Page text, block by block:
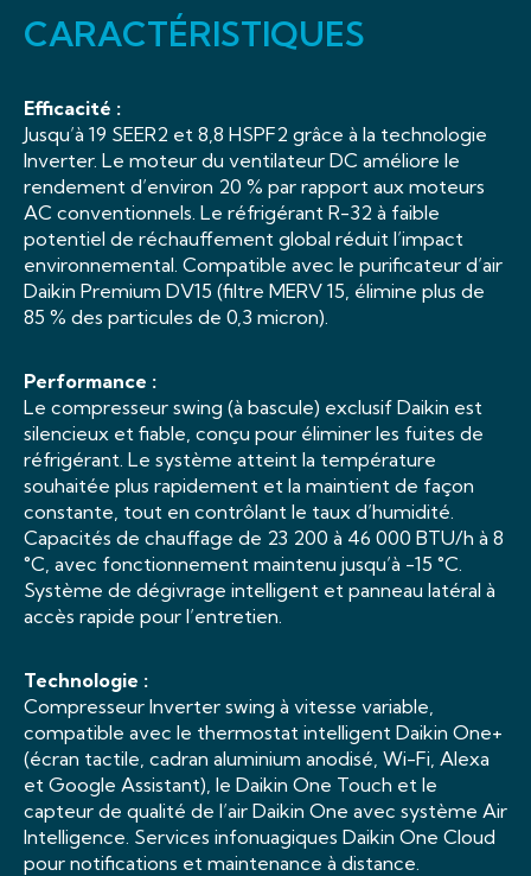
CARACTÉRISTIQUES
Efficacité :
Jusqu’à 19 SEER2 et 8,8 HSPF2 grâce à la technologie
Inverter. Le moteur du ventilateur DC améliore le
rendement d’environ 20 % par rapport aux moteurs
AC conventionnels. Le réfrigérant R-32 à faible
potentiel de réchauffement global réduit l’impact
environnemental. Compatible avec le purificateur d’air
Daikin Premium DV15 (filtre MERV 15, élimine plus de
85 % des particules de 0,3 micron).
Performance :
Le compresseur swing (à bascule) exclusif Daikin est
silencieux et fiable, conçu pour éliminer les fuites de
réfrigérant. Le système atteint la température
souhaitée plus rapidement et la maintient de façon
constante, tout en contrôlant le taux d’humidité.
Capacités de chauffage de 23 200 à 46 000 BTU/h à 8
°C, avec fonctionnement maintenu jusqu’à -15 °C.
Système de dégivrage intelligent et panneau latéral à
accès rapide pour l’entretien.
Technologie :
Compresseur Inverter swing à vitesse variable,
compatible avec le thermostat intelligent Daikin One+
(écran tactile, cadran aluminium anodisé, Wi-Fi, Alexa
et Google Assistant), le Daikin One Touch et le
capteur de qualité de l’air Daikin One avec système Air
Intelligence. Services infonuagiques Daikin One Cloud
pour notifications et maintenance à distance.